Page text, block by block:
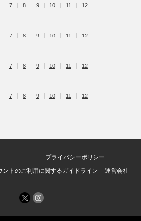
7 8 9 10 11 12
7 8 9 10 11 12
7 8 9 10 11 12
7 8 9 10 11 12
プライバシーポリシー
ントのご利用に関するガイドライン
運営会社